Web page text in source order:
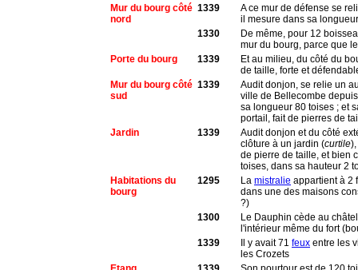
Mur du bourg côté
nord
1339
A ce mur de défense se
il mesure dans sa
1330
De même, pour 12
mur du bourg, parce que
Porte du bourg
1339
Et au milieu, du côté du
de taille, forte et
Mur du bourg côté
sud
1339
Audit donjon, se relie un
ville de Bellecombe
sa longueur 80 toises ; et
portail, fait de pierres de
Jardin
1339
Audit donjon et du côté
clôture à un jardin (curtile
de pierre de taille, et bien
toises, dans sa hauteur 2
Habitations du
bourg
1295 La mistralie appartient à 2
dans une des maisons
?)
1300
Le Dauphin cède au
l'intérieur même du fort
1339
Il y avait 71 feux entre les
les Crozets